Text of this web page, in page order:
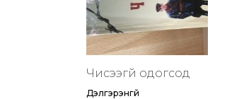
Чисээгүй одогсод
Дэлгэрэнгүй